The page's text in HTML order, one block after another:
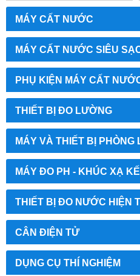
MÁY CẤT NƯỚC
MÁY CẤT NƯỚC SIÊU
PHỤ KIỆN MÁY CẤT
THIẾT BỊ ĐO LƯỜNG
MÁY VÀ THIẾT BỊ PHÒNG
MÁY ĐO PH - KHÚC XẠ KẾ
THIẾT BỊ ĐO NƯỚC HIỆN
CÂN ĐIỆN TỬ
DỤNG CỤ THÍ NGHIỆM